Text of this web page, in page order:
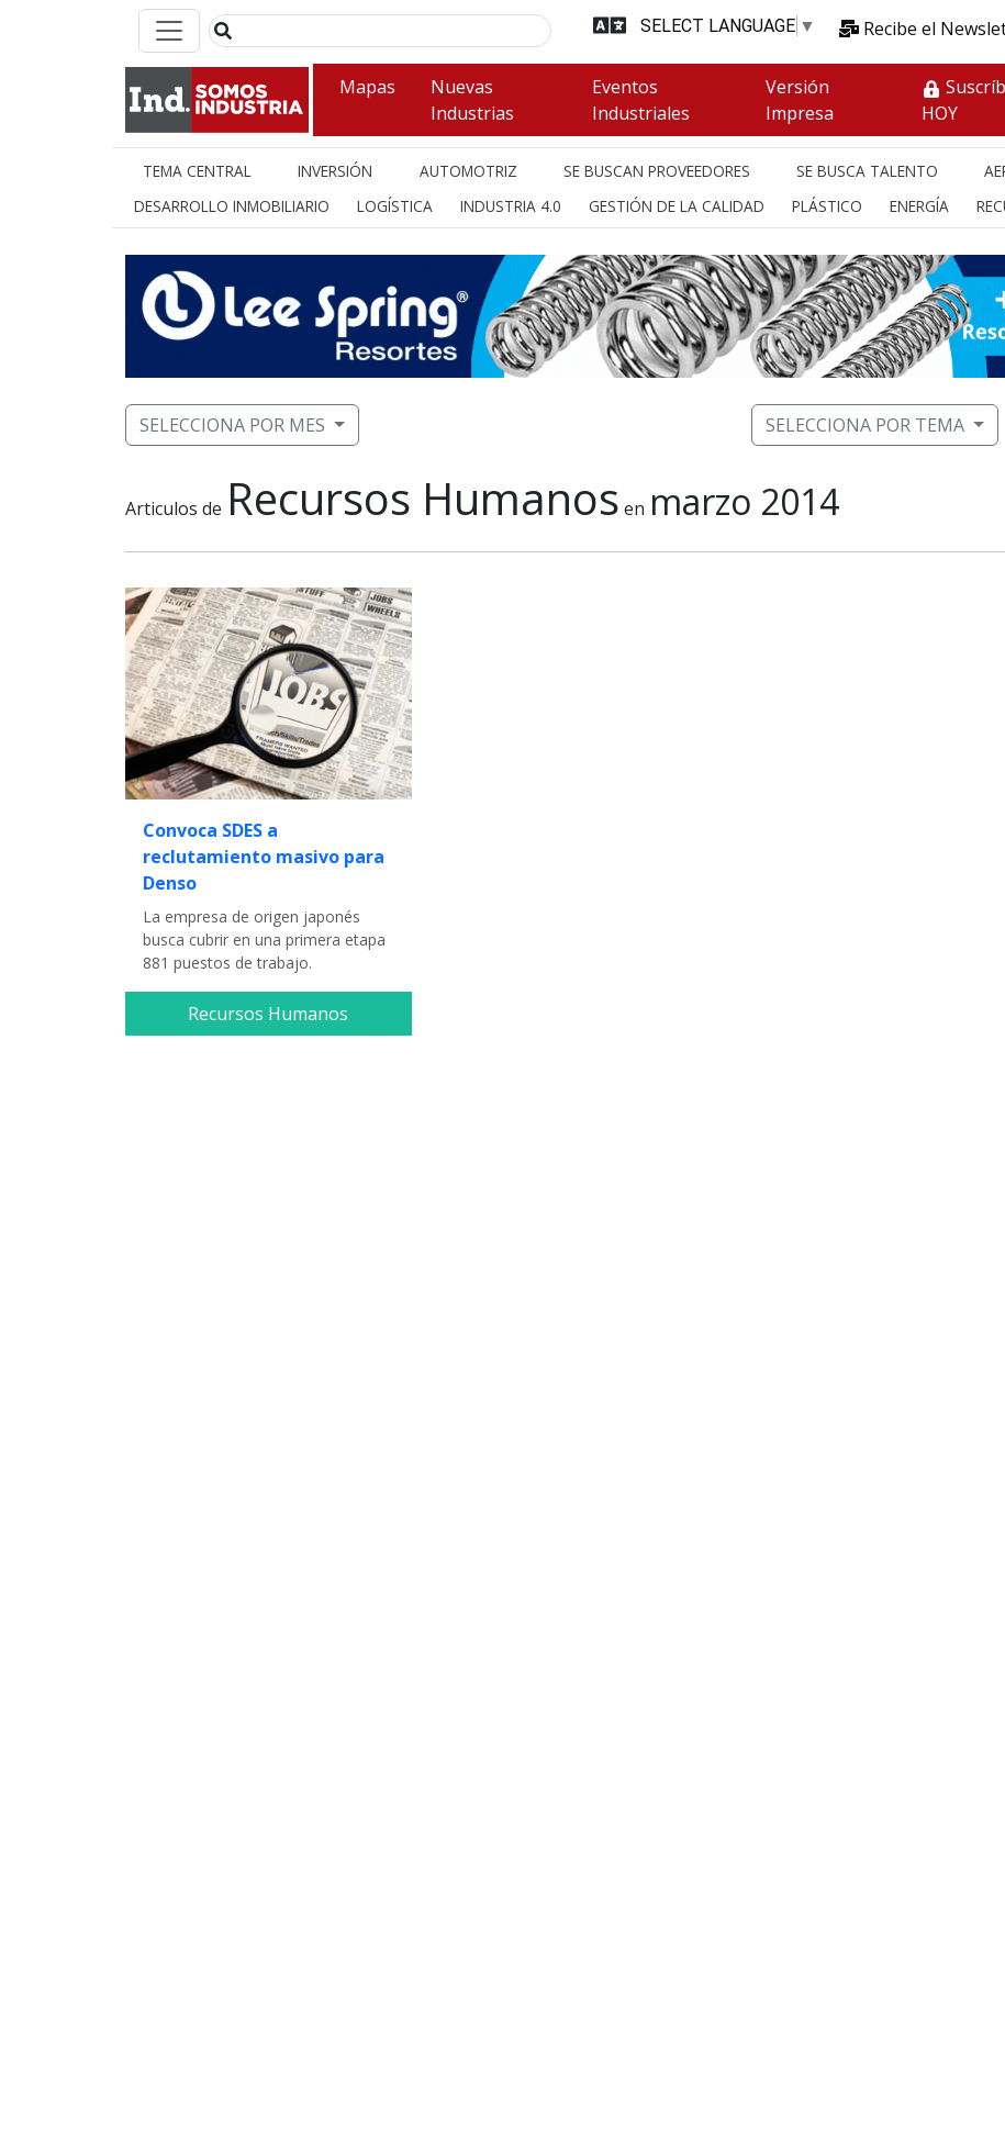
SELECT LANGUAGE ▼ Recibe el
Mapas
Nuevas
Industrias
Eventos
Industriales
Versión
Impresa
HOY
TEMA CENTRAL INVERSIÓN AUTOMOTRIZ SE BUSCAN PROVEEDORES SE BUSCA TALENTO
DESARROLLO INMOBILIARIO
LOGÍSTICA INDUSTRIA 4.0 GESTIÓN DE LA CALIDAD PLÁSTICO ENERGÍA
SELECCIONA POR MES SELECCIONA POR TEMA
Articulos de Recursos Humanos en marzo 2014
Convoca SDES a
reclutamiento masivo para
Denso
La empresa de origen japonés
busca cubrir en una primera etapa
881 puestos de trabajo.
Recursos Humanos